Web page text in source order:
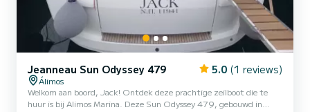
Jeanneau Sun Odyssey 479 5.0 (1 reviews)
Álimos
Welkom aan boord, Jack! Ontdek deze prachtige zeilboot die te
huur is bij Alimos Marina. Deze Sun Odyssey 479, gebouwd in